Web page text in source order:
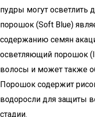
пудры могут осветлить
порошок (Soft Blue)
содержанию семян
осветляющий порошок
волосы и может также
Порошок содержит
водоросли для защиты
стадии.